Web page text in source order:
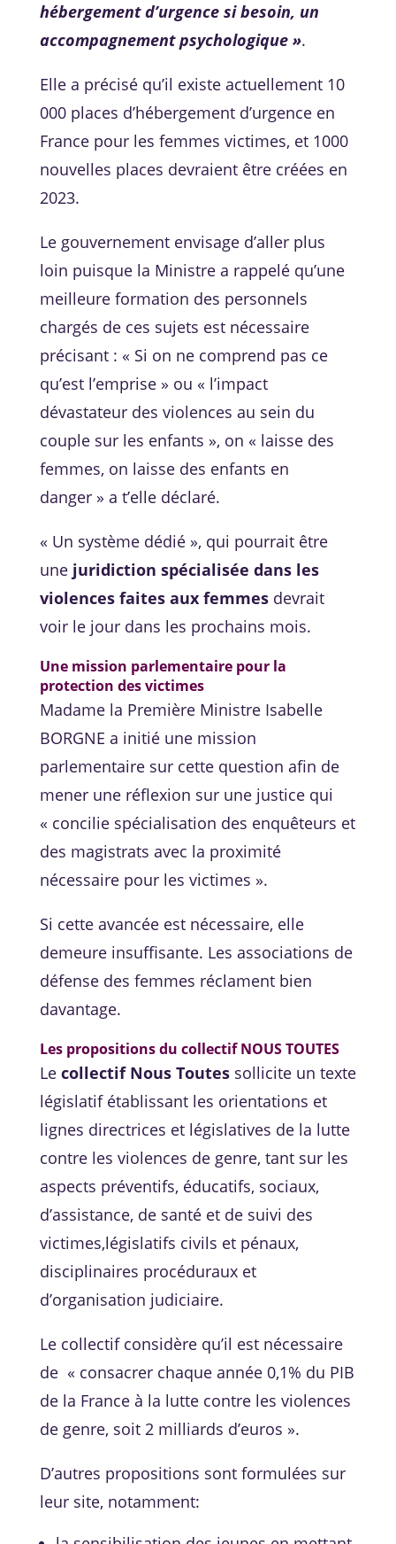
hébergement d’urgence si besoin, un
accompagnement psychologique ».
Elle a précisé qu’il existe actuellement 10
000 places d’hébergement d’urgence en
France pour les femmes victimes, et 1000
nouvelles places devraient être créées en
2023.
Le gouvernement envisage d’aller plus
loin puisque la Ministre a rappelé qu’une
meilleure formation des personnels
chargés de ces sujets est nécessaire
précisant : « Si on ne comprend pas ce
qu’est l’emprise » ou « l’impact
dévastateur des violences au sein du
couple sur les enfants », on « laisse des
femmes, on laisse des enfants en
danger » a t’elle déclaré.
« Un système dédié », qui pourrait être
une juridiction spécialisée dans les
violences faites aux femmesdevrait
voir le jour dans les prochains mois.
Une mission parlementaire pour la
protection des victimes
Madame la Première Ministre Isabelle
BORGNE a initié une mission
parlementaire sur cette question afin de
mener une réflexion sur une justice qui
« concilie spécialisation des enquêteurs et
des magistrats avec la proximité
nécessaire pour les victimes ».
Si cette avancée est nécessaire, elle
demeure insuffisante. Les associations de
défense des femmes réclament bien
davantage.
Les propositions du collectif NOUS TOUTES
Le collectif Nous Toutessollicite un texte
législatif établissant les orientations et
lignes directrices et législatives de la lutte
contre les violences de genre, tant sur les
aspects préventifs, éducatifs, sociaux,
d’assistance, de santé et de suivi des
victimes,législatifs civils et pénaux,
disciplinaires procéduraux et
d’organisation judiciaire.
Le collectif considère qu’il est nécessaire
de « consacrer chaque année 0,1% du PIB
de la France à la lutte contre les violences
de genre, soit 2 milliards d’euros ».
D’autres propositions sont formulées sur
leur site, notamment: